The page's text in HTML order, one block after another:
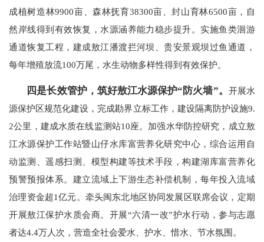
成植树造林9900亩、森林抚育38300亩、封山育林6500亩，自
然岸线得到有效恢复，水源涵养能力稳步提升。实施鱼类洄游
通道恢复工程，建成敖江潘渡拦河坝、贵安景观坝过鱼通道，
每年增殖放流100万尾，水生动物多样性得到有效保护。
四是长效管护，筑好敖江水源保护“防火墙”。 开展水
源保护区规范化建设，完成勘界立标工作，建设隔离防护设施9.
2公里，建成水质在线监测站10座。加强水华防控研究，成立敖
江水源保护工作站暨山仔水库富营养化研究中心，综合运用自
动监测、遥感扫测、模型构建等技术手段，构建湖库富营养化
预警预报体系。建立流域上下游生态补偿机制，每年投入流域
治理资金超1亿元。牵头闽东北地区协同发展区联席会议，定期
开展敖江保护水质会商。开展“六清一改”护水行动，参与志愿
者达4.4万人次，营造全社会爱水、护水、惜水、节水氛围。